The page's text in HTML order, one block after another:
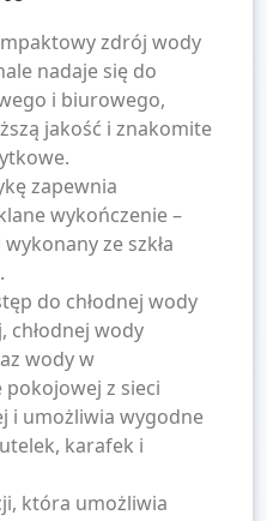
zdrój wody
nadaje się do
i biurowego,
jakość i znakomite
zapewnia
wykończenie –
ze szkła
do chłodnej wody
chłodnej wody
wody w
z sieci
i umożliwia wygodne
karafek i
która umożliwia